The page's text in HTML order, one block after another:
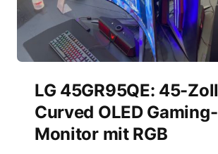
LG 45GR95QE: 45-Zoll
Curved OLED Gaming-
Monitor mit RGB